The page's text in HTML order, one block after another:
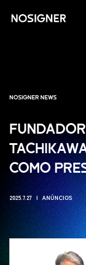
INÍCIO
NOSIGNER NEWS
COMO
2025.7.27 ANÚNCIOS